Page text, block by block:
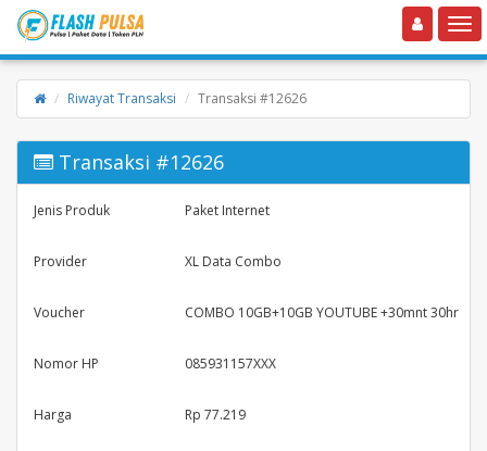
Toggle navigation
Riwayat Transaksi Transaksi #12626
Transaksi #12626
Jenis Produk Paket Internet
Provider XL Data Combo
Voucher COMBO 10GB+10GB YOUTUBE +30mnt 30hr
Nomor HP 085931157XXX
Harga Rp 77.219